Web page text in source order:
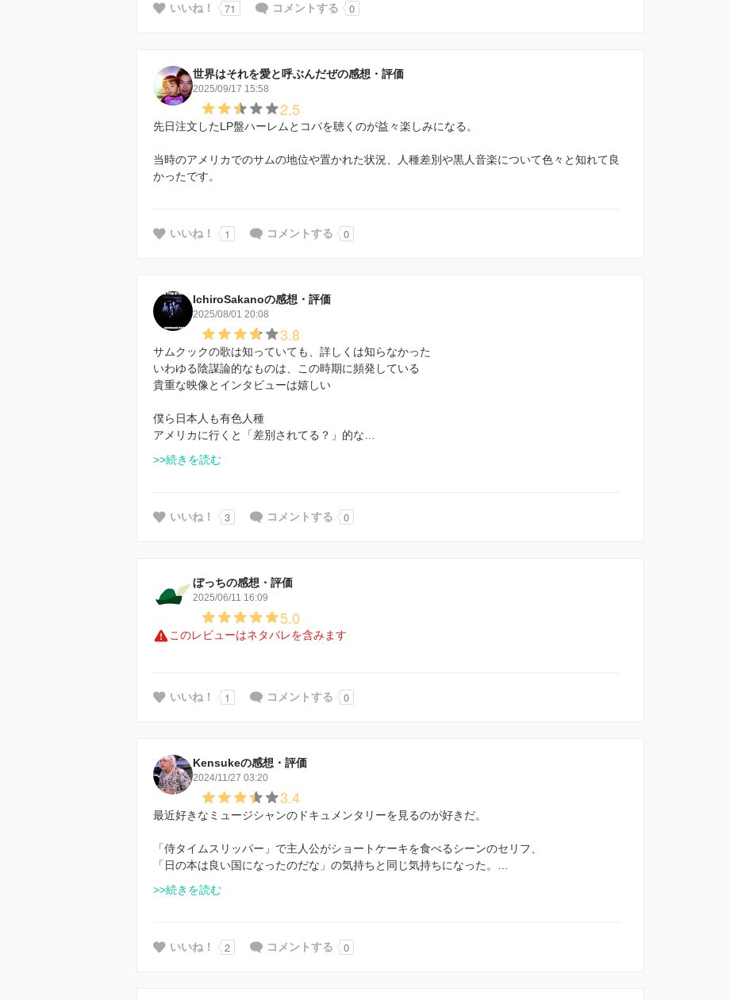
いいね！ 71 コメントする 0
世界はそれを愛と呼ぶんだぜの感想・評価
2025/09/17 15:58
2.5
先日注文したLP盤ハーレムとコパを聴くのが益々楽しみになる。
当時のアメリカでのサムの地位や置かれた状況、人種差別や黒人音楽について色々と知れて良
かったです。
いいね！ 1 コメントする 0
IchiroSakanoの感想・評価
2025/08/01 20:08
3.8
サムクックの歌は知っていても、詳しくは知らなかった
いわゆる陰謀論的なものは、この時期に頻発している
貴重な映像とインタビューは嬉しい
僕ら日本人も有色人種
アメリカに行くと「差別されてる？」的な…
>>続きを読む
いいね！ 3 コメントする 0
ぼっちの感想・評価
2025/06/11 16:09
5.0
このレビューはネタバレを含みます
いいね！ 1 コメントする 0
Kensukeの感想・評価
2024/11/27 03:20
3.4
最近好きなミュージシャンのドキュメンタリーを見るのが好きだ。
「侍タイムスリッパー」で主人公がショートケーキを食べるシーンのセリフ、
「日の本は良い国になったのだな」の気持ちと同じ気持ちになった。…
>>続きを読む
いいね！ 2 コメントする 0